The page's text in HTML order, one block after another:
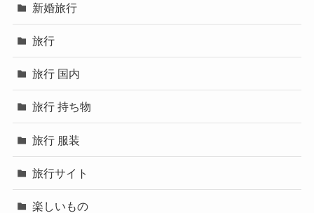
新婚旅行
旅行
旅行 国内
旅行 持ち物
旅行 服装
旅行サイト
楽しいもの